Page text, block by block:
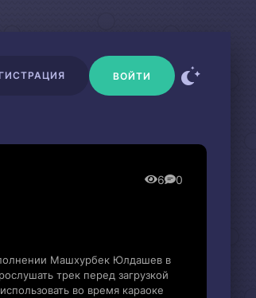
ВОЙТИ
6 0
Машхурбек Юлдашев в
трек перед загрузкой
во время караоке